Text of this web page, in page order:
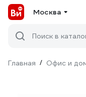
Москва
Поиск в
Главная / Офис и